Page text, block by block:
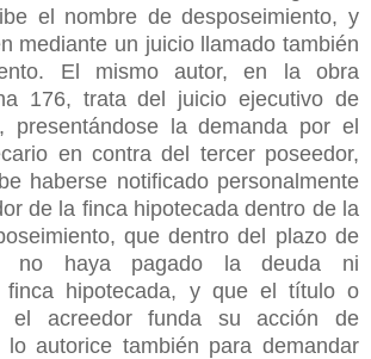
el nombre de desposeimiento, y
mediante un juicio llamado también
El mismo autor, en la obra
176, trata del juicio ejecutivo de
presentándose la demanda por el
en contra del tercer poseedor,
haberse notificado personalmente
de la finca hipotecada dentro de la
que dentro del plazo de
no haya pagado la deuda ni
finca hipotecada, y que el título o
el acreedor funda su acción de
lo autorice también para demandar